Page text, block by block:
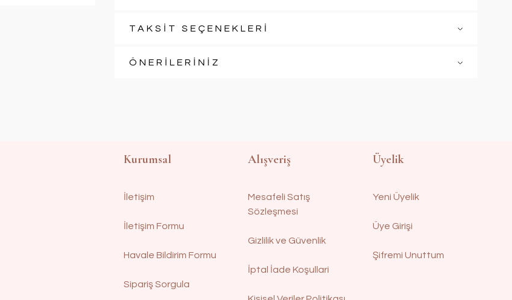
TAKSİT SEÇENEKLERİ
ÖNERİLERİNİZ
Kurumsal
İletişim
İletişim Formu
Havale Bildirim Formu
Sipariş Sorgula
Alışveriş
Mesafeli Satış
Sözleşmesi
Gizlilik ve Güvenlik
İptal İade Koşullari
Üyelik
Yeni Üyelik
Üye Girişi
Şifremi Unuttum